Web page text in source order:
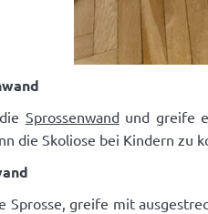
Sprossenwandund greife
die Skoliose bei Kindern zu
Sprosse, greife mit